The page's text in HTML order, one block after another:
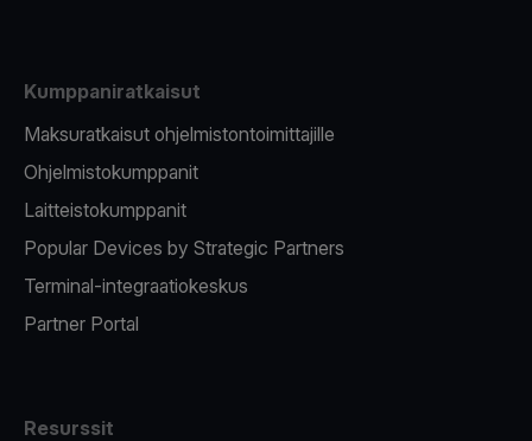
Kumppaniratkaisut
Maksuratkaisut ohjelmistontoimittajille
Ohjelmistokumppanit
Laitteistokumppanit
Popular Devices by Strategic Partners
Terminal-integraatiokeskus
Partner Portal
Resurssit